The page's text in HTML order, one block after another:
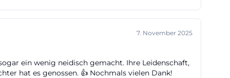
Genau
und
7. November 2025
ein wenig neidisch gemacht. Ihre Leidenschaft,
hat es genossen. 👍 Nochmals vielen Dank!